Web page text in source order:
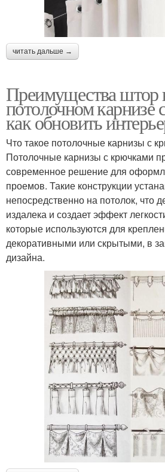
читать дальше →
Преимущества штор
потолочном карнизе
как обновить
Что такое потолочные карнизы с
Потолочные карнизы с крючками
современное решение для
проемов. Такие конструкции
непосредственно на потолок, что
издалека и создает эффект
которые используются для
декоративными или скрытыми, в
дизайна.